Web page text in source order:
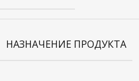
НАЗНАЧЕНИЕ ПРОДУКТА